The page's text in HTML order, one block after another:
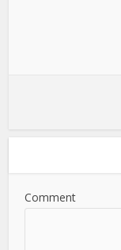
Comment